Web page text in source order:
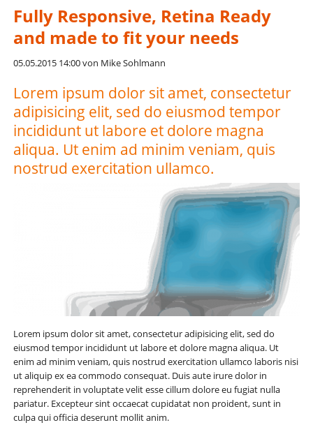
Fully Responsive, Retina Ready
and made to fit your needs
05.05.2015 14:00von Mike Sohlmann
Lorem ipsum dolor sit amet, consectetur
adipisicing elit, sed do eiusmod tempor
incididunt ut labore et dolore magna
aliqua. Ut enim ad minim veniam, quis
nostrud exercitation ullamco.
Lorem ipsum dolor sit amet, consectetur adipisicing elit, sed do
eiusmod tempor incididunt ut labore et dolore magna aliqua. Ut
enim ad minim veniam, quis nostrud exercitation ullamco laboris nisi
ut aliquip ex ea commodo consequat. Duis aute irure dolor in
reprehenderit in voluptate velit esse cillum dolore eu fugiat nulla
pariatur. Excepteur sint occaecat cupidatat non proident, sunt in
culpa qui officia deserunt mollit anim.